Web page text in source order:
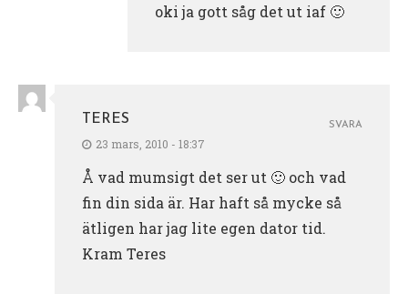
oki ja gott såg det ut iaf 🙂
TERES
23 mars, 2010 - 18:37
Å vad mumsigt det ser ut 🙂 och vad
fin din sida är. Har haft så mycke så
ätligen har jag lite egen dator tid.
Kram Teres
SVARA